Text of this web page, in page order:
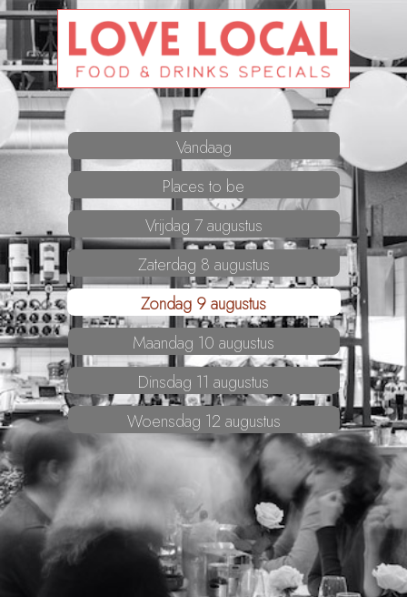
Vandaag
Places to be
Vrijdag 7 augustus
Zaterdag 8 augustus
Zondag 9 augustus
Maandag 10 augustus
Dinsdag 11 augustus
Woensdag 12 augustus